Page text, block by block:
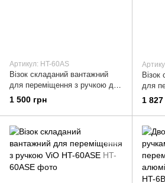
Артикул: HT-60AS
Візок складаний вантажний
для переміщення з ручкою до
60 кг ViO HT-60AS
1 500 грн
для
60 кг
1 827